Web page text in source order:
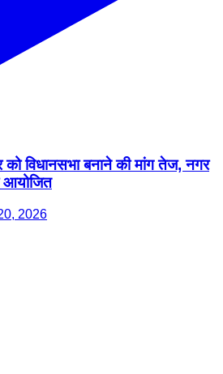
विधानसभा बनाने की मांग तेज, नगर
आयोजित
2026